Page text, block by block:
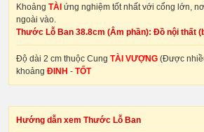
Khoảng TÀI ứng nghiệm tốt nhất với cổng lớn,
ngoài vào.
Thước Lỗ Ban 38.8cm (Âm phần): Đồ nội thất
Độ dài 2 cm thuộc Cung TÀI VƯỢNG (Được
khoảng ĐINH - TỐT
Hướng dẫn xem Thước Lỗ Ban